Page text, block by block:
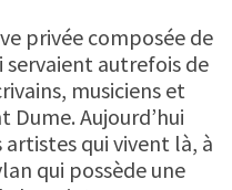
privée composée de
autrefois de
musiciens et
Aujourd’hui
qui vivent là, à
qui possède une